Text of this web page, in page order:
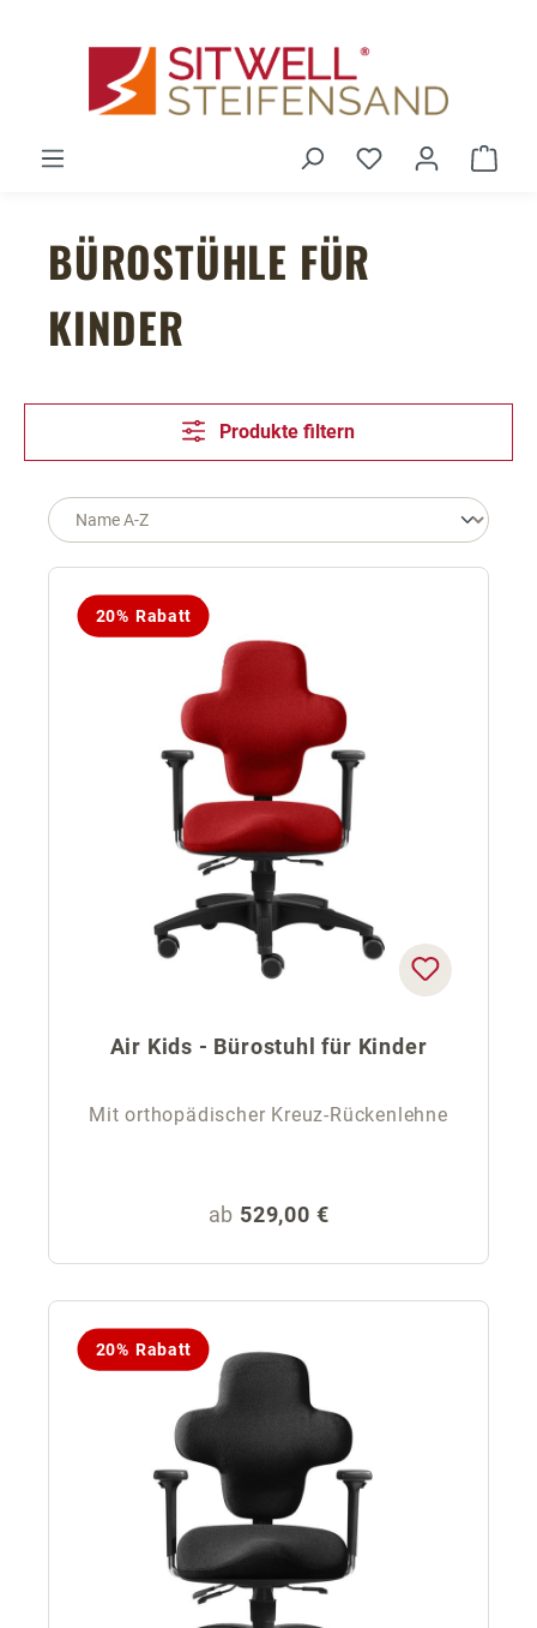
Du hast 0
BÜROSTÜHLE FÜR
KINDER
Produkte filtern
20% Rabatt
Air Kids - Bürostuhl für Kinder
Mit orthopädischer Kreuz-Rückenlehne
Regulärer Preis:
ab 529,00 €
20% Rabatt